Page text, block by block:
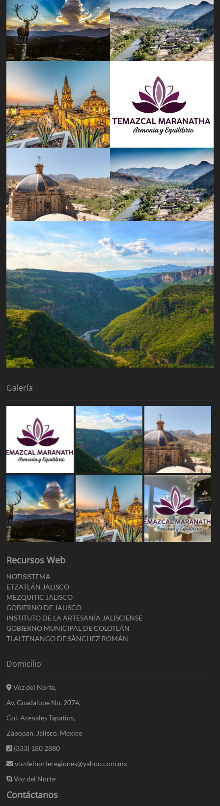
Galería
Recursos Web
NOTISISTEMA
ETZATLÁN JALISCO
MEZQUITIC JALISCO
GOBIERNO DE JALISCO
INSTITUTO DE LA ARTESANÍA JALISCIENSE
GOBIERNO MUNICIPAL DE COLOTLÁN
TLALTENANGO DE SÁNCHEZ ROMÁN
Domicilio
Voz del Norte,
Av. Guadalupe No. 2074,
Col. Arenales Tapatios,
Zapopan, Jalisco, Mexico
(333) 180 2880
vozdelnorteregiones@yahoo.com.mx
Voz del Norte
Contáctanos